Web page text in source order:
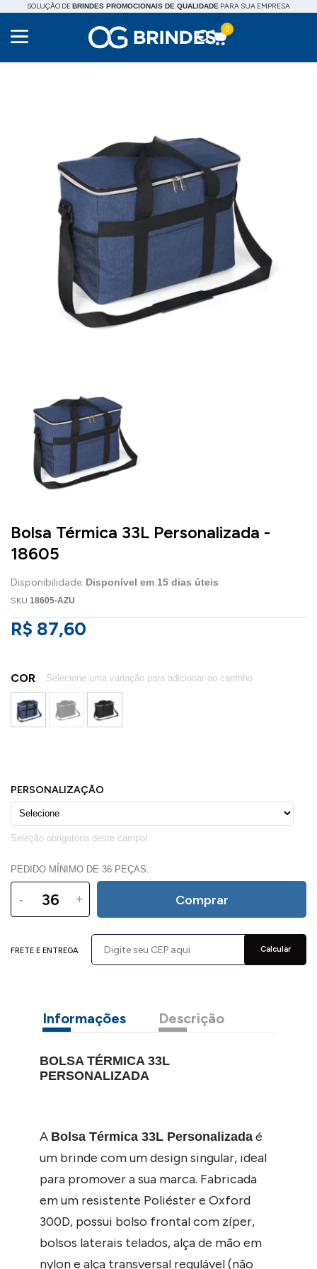
SOLUÇÃO DEBRINDES PROMOCIONAIS DE QUALIDADE PARA SUA EMPRESA
0
Bolsa Térmica 33L Personalizada -
18605
Disponibilidade: Disponível em 15 dias úteis
SKU 18605-AZU
R$ 87,60
COR
PEDIDO MÍNIMO DE 36 PEÇAS.
- + Comprar
FRETE E ENTREGA Calcular
Informações Descrição
BOLSA TÉRMICA 33L
PERSONALIZADA
A Bolsa Térmica 33L Personalizadaé
um brinde com um design singular, ideal
para promover a sua marca. Fabricada
em um resistente Poliéster e Oxford
300D, possui bolso frontal com zíper,
bolsos laterais telados, alça de mão em
nylon e alça transversal regulável (não